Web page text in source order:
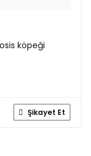
köpeği
Şikayet Et